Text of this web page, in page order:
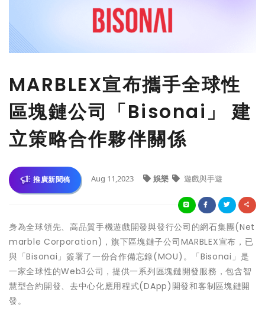
MARBLEX宣布攜手全球性
區塊鏈公司「Bisonai」 建
立策略合作夥伴關係
推廣新聞稿 Aug 11,2023 娛樂 遊戲與手遊
身為全球領先、高品質手機遊戲開發與發行公司的網石集團(Net
marble Corporation)，旗下區塊鏈子公司MARBLEX宣布，已
與「Bisonai」簽署了一份合作備忘錄(MOU)。「Bisonai」是
一家全球性的Web3公司，提供一系列區塊鏈開發服務，包含智
慧型合約開發、去中心化應用程式(DApp)開發和客制區塊鏈開
發。